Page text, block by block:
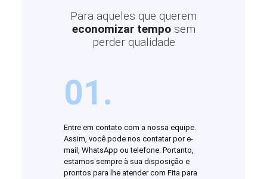
Para aqueles que querem
economizar tempo sem
perder qualidade
01.
Entre em contato com a nossa equipe.
Assim, você pode nos contatar por e-
mail, WhatsApp ou telefone. Portanto,
estamos sempre à sua disposição e
prontos para lhe atender com Fita para